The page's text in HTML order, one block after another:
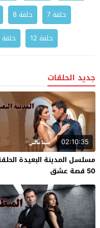
حلقة 7
حلقة 8
حلقة 12
حلقة 13
جديد الحلقات
02:10:35
مسلسل المدينة البعيدة
50 قصة عشق